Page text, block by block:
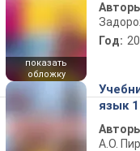
показать
обложку
Год:
язык
А.О.